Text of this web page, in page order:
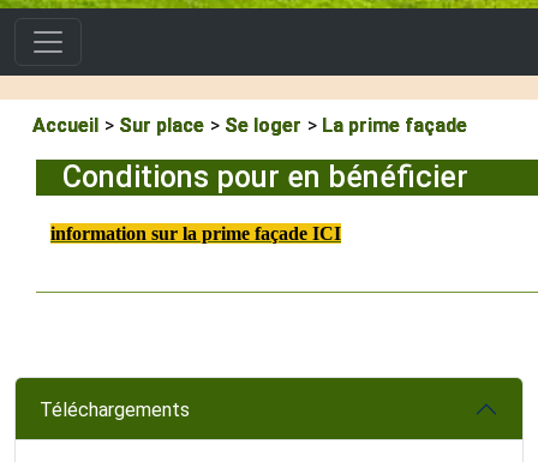
Accueil Sur place Se loger La prime façade
Conditions pour en bénéficier
information sur la prime façade ICI
Téléchargements